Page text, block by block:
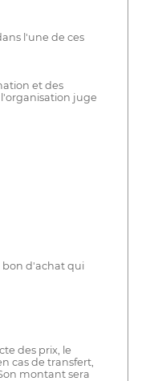
l'une de ces
et des
juge
bon d'achat qui
des prix, le
cas de transfert,
montant sera